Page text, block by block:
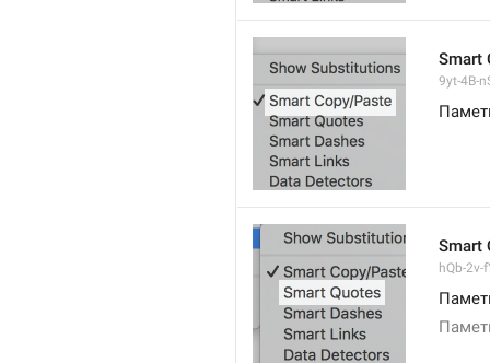
Smart
9yt-4B-
Smart
hQb-2v-